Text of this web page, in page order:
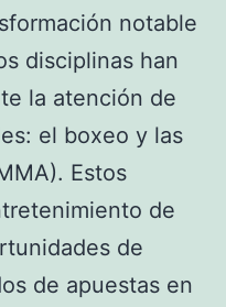
notable
disciplinas han
la atención de
el boxeo y las
Estos
de
de
de apuestas en